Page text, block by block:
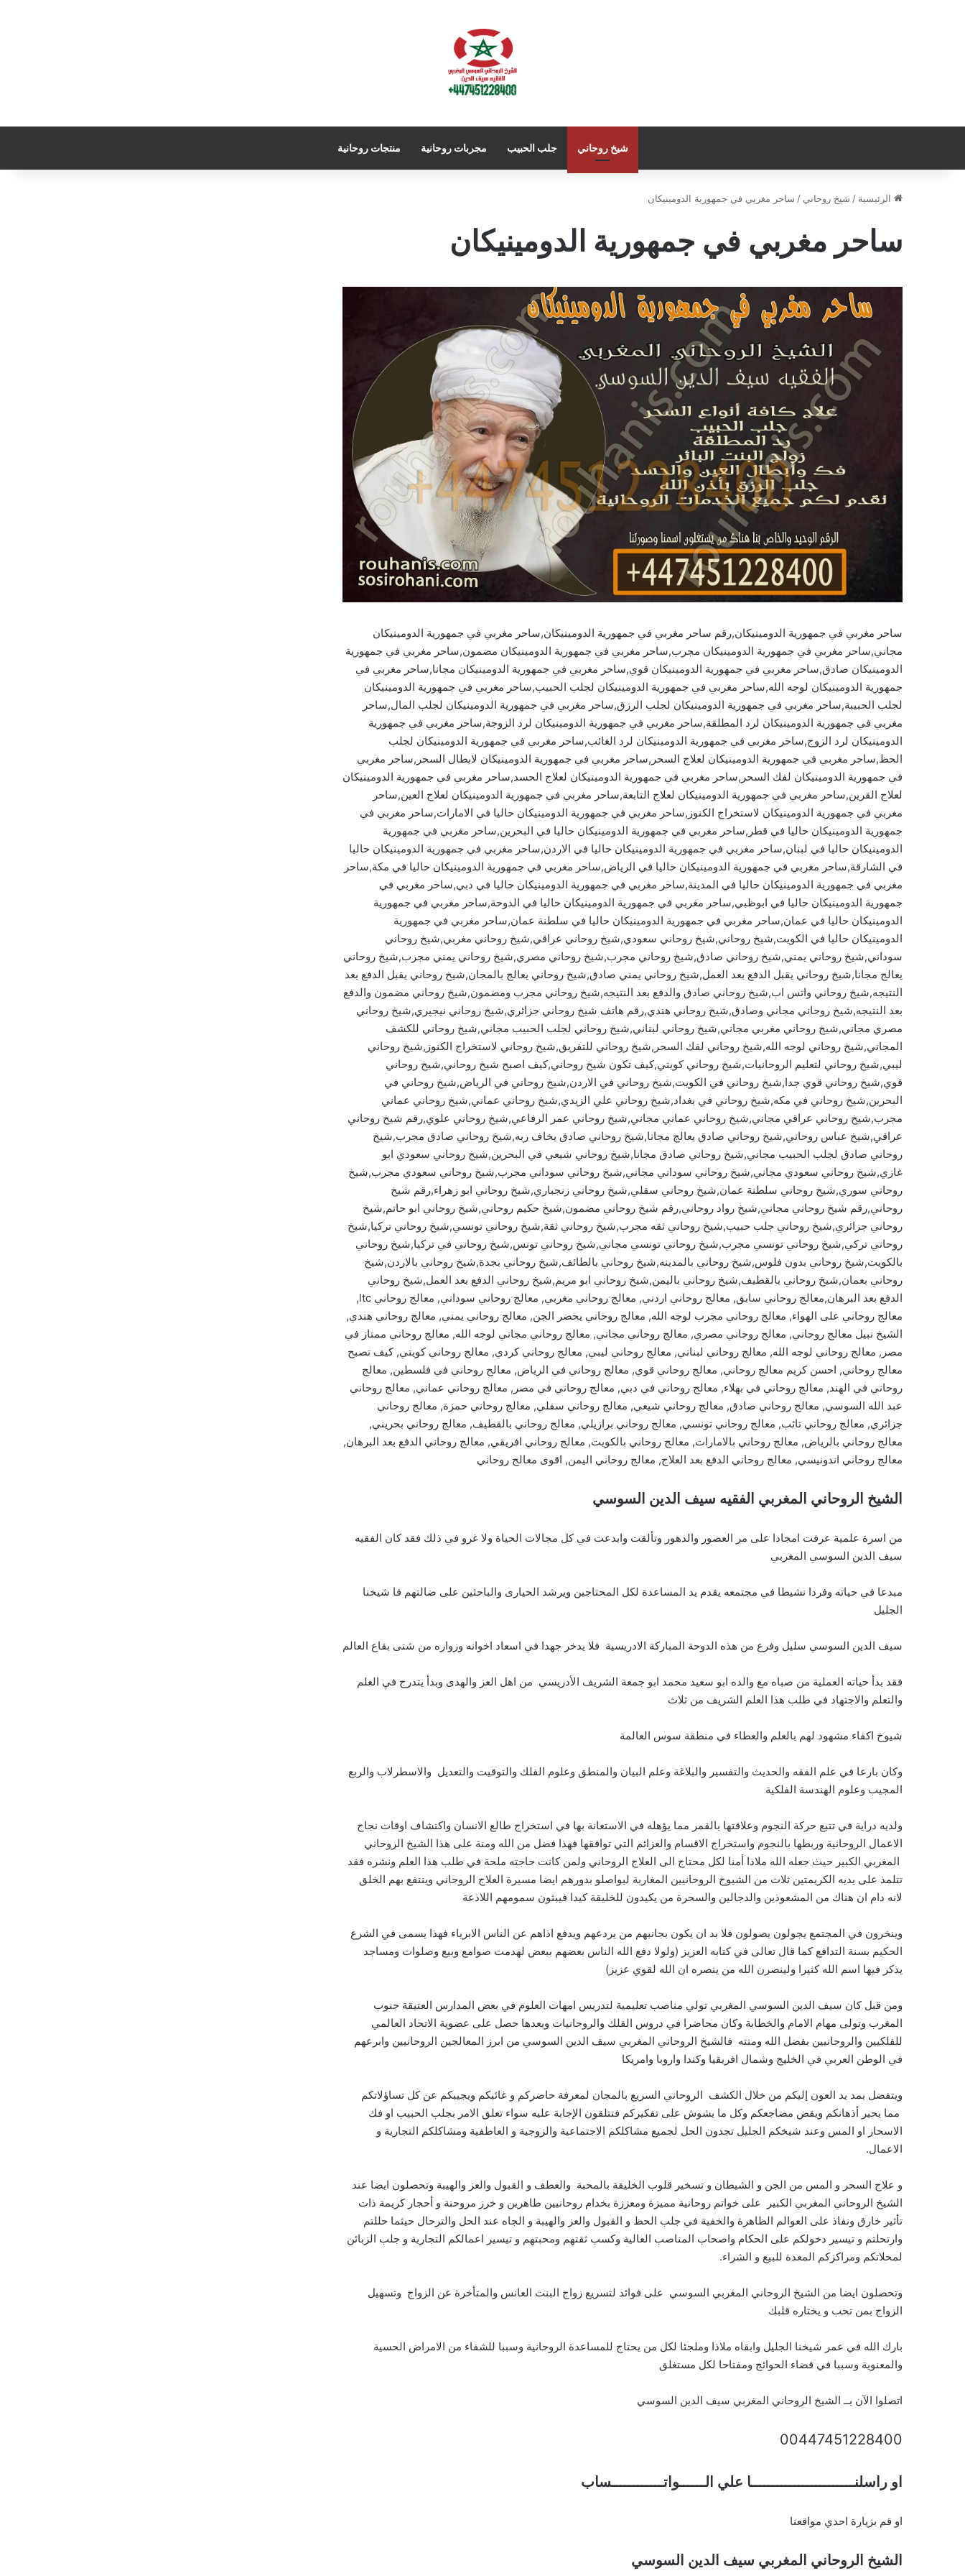
شيخ روحاني جلب الحبيب مجربات روحانية منتجات روحانية
الرئيسية / شيخ روحاني / ساحر مغربي في جمهورية الدومينيكان
ساحر مغربي في جمهورية الدومينيكان
ساحر مغربي في جمهورية الدومينيكان,رقم ساحر مغربي في جمهورية الدومينيكان,ساحر مغربي في جمهورية الدومينيكان
مجاني,ساحر مغربي في جمهورية الدومينيكان مجرب,ساحر مغربي في جمهورية الدومينيكان مضمون,ساحر مغربي في جمهورية
الدومينيكان صادق,ساحر مغربي في جمهورية الدومينيكان قوي,ساحر مغربي في جمهورية الدومينيكان مجانا,ساحر مغربي في
جمهورية الدومينيكان لوجه الله,ساحر مغربي في جمهورية الدومينيكان لجلب الحبيب,ساحر مغربي في جمهورية الدومينيكان
لجلب الحبيبة,ساحر مغربي في جمهورية الدومينيكان لجلب الرزق,ساحر مغربي في جمهورية الدومينيكان لجلب المال,ساحر
مغربي في جمهورية الدومينيكان لرد المطلقة,ساحر مغربي في جمهورية الدومينيكان لرد الزوجة,ساحر مغربي في جمهورية
الدومينيكان لرد الزوج,ساحر مغربي في جمهورية الدومينيكان لرد الغائب,ساحر مغربي في جمهورية الدومينيكان لجلب
الحظ,ساحر مغربي في جمهورية الدومينيكان لعلاج السحر,ساحر مغربي في جمهورية الدومينيكان لابطال السحر,ساحر مغربي
في جمهورية الدومينيكان لفك السحر,ساحر مغربي في جمهورية الدومينيكان لعلاج الحسد,ساحر مغربي في جمهورية الدومينيكان
لعلاج القرين,ساحر مغربي في جمهورية الدومينيكان لعلاج التابعة,ساحر مغربي في جمهورية الدومينيكان لعلاج العين,ساحر
مغربي في جمهورية الدومينيكان لاستخراج الكنوز,ساحر مغربي في جمهورية الدومينيكان حاليا في الامارات,ساحر مغربي في
جمهورية الدومينيكان حاليا في قطر,ساحر مغربي في جمهورية الدومينيكان حاليا في البحرين,ساحر مغربي في جمهورية
الدومينيكان حاليا في لبنان,ساحر مغربي في جمهورية الدومينيكان حاليا في الاردن,ساحر مغربي في جمهورية الدومينيكان حاليا
في الشارقة,ساحر مغربي في جمهورية الدومينيكان حاليا في الرياض,ساحر مغربي في جمهورية الدومينيكان حاليا في مكة,ساحر
مغربي في جمهورية الدومينيكان حاليا في المدينة,ساحر مغربي في جمهورية الدومينيكان حاليا في دبي,ساحر مغربي في
جمهورية الدومينيكان حاليا في ابوظبي,ساحر مغربي في جمهورية الدومينيكان حاليا في الدوحة,ساحر مغربي في جمهورية
الدومينيكان حاليا في عمان,ساحر مغربي في جمهورية الدومينيكان حاليا في سلطنة عمان,ساحر مغربي في جمهورية
الدومينيكان حاليا في الكويت,شيخ روحاني,شيخ روحاني سعودي,شيخ روحاني عراقي,شيخ روحاني مغربي,شيخ روحاني
سوداني,شيخ روحاني يمني,شيخ روحاني صادق,شيخ روحاني مجرب,شيخ روحاني مصري,شيخ روحاني يمني مجرب,شيخ روحاني
يعالج مجانا,شيخ روحاني يقبل الدفع بعد العمل,شيخ روحاني يمني صادق,شيخ روحاني يعالج بالمجان,شيخ روحاني يقبل الدفع بعد
النتيجه,شيخ روحاني واتس اب,شيخ روحاني صادق والدفع بعد النتيجه,شيخ روحاني مجرب ومضمون,شيخ روحاني مضمون والدفع
بعد النتيجه,شيخ روحاني مجاني وصادق,شيخ روحاني هندي,رقم هاتف شيخ روحاني جزائري,شيخ روحاني نيجيري,شيخ روحاني
مصري مجاني,شيخ روحاني مغربي مجاني,شيخ روحاني لبناني,شيخ روحاني لجلب الحبيب مجاني,شيخ روحاني للكشف
المجاني,شيخ روحاني لوجه الله,شيخ روحاني لفك السحر,شيخ روحاني للتفريق,شيخ روحاني لاستخراج الكنوز,شيخ روحاني
ليبي,شيخ روحاني لتعليم الروحانيات,شيخ روحاني كويتي,كيف تكون شيخ روحاني,كيف اصبح شيخ روحاني,شيخ روحاني
قوي,شيخ روحاني قوي جدا,شيخ روحاني في الكويت,شيخ روحاني في الاردن,شيخ روحاني في الرياض,شيخ روحاني في
البحرين,شيخ روحاني في مكه,شيخ روحاني في بغداد,شيخ روحاني علي الزيدي,شيخ روحاني عماني,شيخ روحاني عماني
مجرب,شيخ روحاني عراقي مجاني,شيخ روحاني عماني مجاني,شيخ روحاني عمر الرفاعي,شيخ روحاني علوي,رقم شيخ روحاني
عراقي,شيخ عباس روحاني,شيخ روحاني صادق يعالج مجانا,شيخ روحاني صادق يخاف ربه,شيخ روحاني صادق مجرب,شيخ
روحاني صادق لجلب الحبيب مجاني,شيخ روحاني صادق مجانا,شيخ روحاني شيعي في البحرين,شيخ روحاني سعودي ابو
غازي,شيخ روحاني سعودي مجاني,شيخ روحاني سوداني مجاني,شيخ روحاني سوداني مجرب,شيخ روحاني سعودي مجرب,شيخ
روحاني سوري,شيخ روحاني سلطنة عمان,شيخ روحاني سفلي,شيخ روحاني زنجباري,شيخ روحاني ابو زهراء,رقم شيخ
روحاني,رقم شيخ روحاني مجاني,شيخ رواد روحاني,رقم شيخ روحاني مضمون,شيخ حكيم روحاني,شيخ روحاني ابو حاتم,شيخ
روحاني جزائري,شيخ روحاني جلب حبيب,شيخ روحاني ثقه مجرب,شيخ روحاني ثقة,شيخ روحاني تونسي,شيخ روحاني تركيا,شيخ
روحاني تركي,شيخ روحاني تونسي مجرب,شيخ روحاني تونسي مجاني,شيخ روحاني تونس,شيخ روحاني في تركيا,شيخ روحاني
بالكويت,شيخ روحاني بدون فلوس,شيخ روحاني بالمدينه,شيخ روحاني بالطائف,شيخ روحاني بجدة,شيخ روحاني بالاردن,شيخ
روحاني بعمان,شيخ روحاني بالقطيف,شيخ روحاني باليمن,شيخ روحاني ابو مريم,شيخ روحاني الدفع بعد العمل,شيخ روحاني
الدفع بعد البرهان,معالج روحاني سابق, معالج روحاني اردني, معالج روحاني مغربي, معالج روحاني سوداني, معالج روحاني ltc,
معالج روحاني على الهواء, معالج روحاني مجرب لوجه الله, معالج روحاني يحضر الجن, معالج روحاني يمني, معالج روحاني هندي,
الشيخ نبيل معالج روحاني, معالج روحاني مصري, معالج روحاني مجاني, معالج روحاني مجاني لوجه الله, معالج روحاني ممتاز في
مصر, معالج روحاني لوجه الله, معالج روحاني لبناني, معالج روحاني ليبي, معالج روحاني كردي, معالج روحاني كويتي, كيف تصبح
معالج روحاني, احسن كريم معالج روحاني, معالج روحاني قوي, معالج روحاني في الرياض, معالج روحاني في فلسطين, معالج
روحاني في الهند, معالج روحاني في بهلاء, معالج روحاني في دبي, معالج روحاني في مصر, معالج روحاني عماني, معالج روحاني
عبد الله السوسي, معالج روحاني صادق, معالج روحاني شيعي, معالج روحاني سفلي, معالج روحاني حمزة, معالج روحاني
جزائري, معالج روحاني تائب, معالج روحاني تونسي, معالج روحاني برازيلي, معالج روحاني بالقطيف, معالج روحاني بحريني,
معالج روحاني بالرياض, معالج روحاني بالامارات, معالج روحاني بالكويت, معالج روحاني افريقي, معالج روحاني الدفع بعد البرهان,
معالج روحاني اندونيسي, معالج روحاني الدفع بعد العلاج, معالج روحاني اليمن, اقوى معالج روحاني
الشيخ الروحاني المغربي الفقيه سيف الدين السوسي
من اسرة علمية عرفت امجادا على مر العصور والدهور وتألقت وابدعت في كل مجالات الحياة ولا غرو في ذلك فقد كان الفقيه
سيف الدين السوسي المغربي
مبدعا في حياته وفردا نشيطا في مجتمعه يقدم يد المساعدة لكل المحتاجين ويرشد الحيارى والباحثين على ضالتهم فا شيخنا
الجليل
سيف الدين السوسي سليل وفرع من هذه الدوحة المباركة الادريسية فلا يدخر جهدا في اسعاد اخوانه وزواره من شتى بقاع العالم
فقد بدأ حياته العملية من صباه مع والده ابو سعيد محمد ابو جمعة الشريف الأدريسي من اهل العز والهدى وبدأ يتدرج في العلم
والتعلم والاجتهاد في طلب هذا العلم الشريف من ثلاث
شيوخ اكفاء مشهود لهم بالعلم والعطاء في منطقة سوس العالمة
وكان بارعا في علم الفقه والحديث والتفسير والبلاغة وعلم البيان والمنطق وعلوم الفلك والتوقيت والتعديل والاسطرلاب والربع
المجيب وعلوم الهندسة الفلكية
ولديه دراية في تتبع حركة النجوم وعلاقتها بالقمر مما يؤهله في الاستعانة بها في استخراج طالع الانسان واكتشاف اوقات نجاح
الاعمال الروحانية وربطها بالنجوم واستخراج الاقسام والعزائم التي توافقها فهذا فضل من الله ومنة على هذا الشيخ الروحاني
المغربي الكبير حيث جعله الله ملاذا أمنا لكل محتاج الى العلاج الروحاني ولمن كانت حاجته ملحة في طلب هذا العلم ونشره فقد
تتلمذ على يديه الكريمتين ثلات من الشيوخ الروحانيين المغاربة ليواصلو بدورهم ايضا مسيرة العلاج الروحاني وينتفع بهم الخلق
لانه دام ان هناك من المشعوذين والدجالين والسحرة من يكيدون للخليقة كيدا فيبثون سمومهم اللاذعة
وينخرون في المجتمع يجولون يصولون فلا بد ان يكون بجانبهم من يردعهم ويدفع اذاهم عن الناس الابرياء فهذا يسمى في الشرع
الحكيم بسنة التدافع كما قال تعالى في كتابه العزيز (ولولا دفع الله الناس بعضهم ببعض لهدمت صوامع وبيع وصلوات ومساجد
يذكر فيها اسم الله كثيرا ولينصرن الله من ينصره ان الله لقوي عزيز)
ومن قبل كان سيف الدين السوسي المغربي تولي مناصب تعليمية لتدريس امهات العلوم في بعض المدارس العتيقة جنوب
المغرب وتولى مهام الامام والخطابة وكان محاضرا في دروس الفلك والروحانيات وبعدها حصل على عضوية الاتحاد العالمي
للفلكيين والروحانيين بفضل الله ومنته فالشيخ الروحاني المغربي سيف الدين السوسي من ابرز المعالجين الروحانيين وابرعهم
في الوطن العربي في الخليج وشمال افريقيا وكندا واروبا وامريكا
ويتفضل بمد يد العون إليكم من خلال الكشف الروحاني السريع بالمجان لمعرفة حاضركم و غائبكم ويجيبكم عن كل تساؤلاتكم
مما يحير أذهانكم ويقض مضاجعكم وكل ما يشوش على تفكيركم فتتلقون الإجابة عليه سواء تعلق الامر بجلب الحبيب او فك
الاسحار او المس وعند شيخكم الجليل تجدون الحل لجميع مشاكلكم الاجتماعية والزوجية و العاطفية ومشاكلكم التجارية و
الاعمال.
و علاج السحر و المس من الجن و الشيطان و تسخير قلوب الخليقة بالمحبة والعطف و القبول والعز والهيبة وتحصلون ايضا عند
الشيخ الروحاني المغربي الكبير على خواتم روحانية مميزة ومعززة بخدام روحانيين طاهرين و خرز مروحنة و أحجار كريمة ذات
تأثير خارق ونفاذ على العوالم الظاهرة والخفية في جلب الحظ و القبول والعز والهيبة و الجاه عند الحل والترحال حيثما حللتم
وارتحلتم و تيسير دخولكم على الحكام واصحاب المناصب العالية وكسب ثقتهم ومحبتهم و تيسير اعمالكم التجارية و جلب الزبائن
لمحلاتكم ومراكزكم المعدة للبيع و الشراء.
وتحصلون ايضا من الشيخ الروحاني المغربي السوسي على فوائد لتسريع زواج البنت العانس والمتأخرة عن الزواج وتسهيل
الزواج بمن تحب و يختاره قلبك
بارك الله في عمر شيخنا الجليل وابقاه ملاذا وملجئا لكل من يحتاج للمساعدة الروحانية وسببا للشفاء من الامراض الحسية
والمعنوية وسببا في قضاء الحوائج ومفتاحا لكل مستغلق
اتصلوا الآن بــ الشيخ الروحاني المغربي سيف الدين السوسي
00447451228400
او راسلنــــــــــــــــــــــــا علي الــــــواتــــــــــــساب
او قم بزيارة احدي مواقعنا
الشيخ الروحاني المغربي سيف الدين السوسي